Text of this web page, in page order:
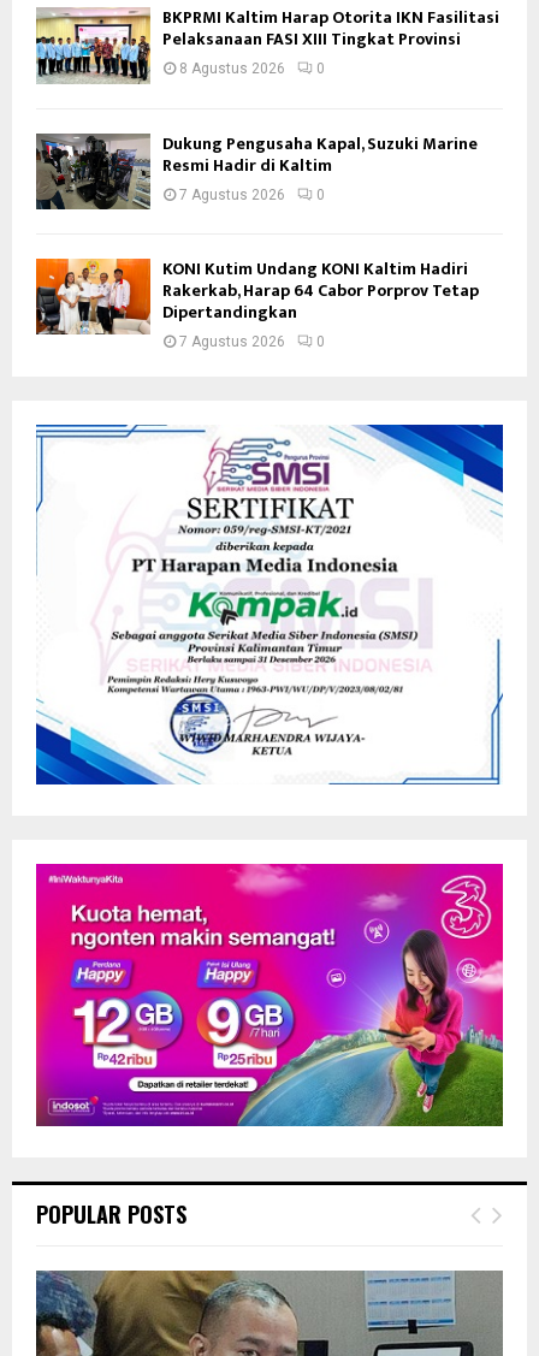
BKPRMI Kaltim Harap Otorita IKN Fasilitasi
Pelaksanaan FASI XIII Tingkat Provinsi
8 Agustus 2026 0
Dukung Pengusaha Kapal, Suzuki Marine
Resmi Hadir di Kaltim
7 Agustus 2026 0
KONI Kutim Undang KONI Kaltim Hadiri
Rakerkab, Harap 64 Cabor Porprov Tetap
Dipertandingkan
7 Agustus 2026 0
POPULAR POSTS